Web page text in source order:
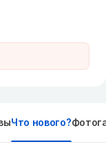
Что нового?